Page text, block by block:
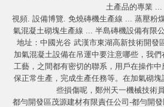
土產品的專業 ...
視頻. 設備博覽. 免燒磚機生產線 ... 蒸壓粉
氣混凝土砌塊生產線 ... 半島磚機設備有限
地址：中國光谷 武漢市東湖高新技術開發
加氣混凝土設備在吊運中要注意哪些，我
工藝，之間都有密切的聯系，用戶在操作
保正常生產，完成生產任務等。在加氣砌
些損傷呢，鄭州天一機械技術
都勻開發區茂源建材有限責任公司-都勻開